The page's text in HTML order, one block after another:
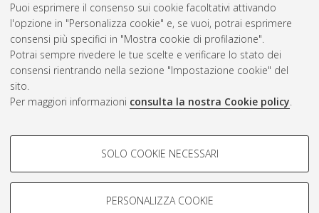
Puoi esprimere il consenso sui cookie facoltativi attivando
l'opzione in "Personalizza cookie" e, se vuoi, potrai esprimere
consensi più specifici in "Mostra cookie di profilazione".
Potrai sempre rivedere le tue scelte e verificare lo stato dei
consensi rientrando nella sezione "Impostazione cookie" del
sito.
Per maggiori informazioni consulta la nostra Cookie policy.
COOKIE DI PROFILAZIONE -
Si tratta di cookie utilizzati per analizzare le caratteristiche della
navigazione degli utenti, creare profili in base al loro comportamento
SOLO COOKIE NECESSARI
PERSONALIZZA COOKIE
Atom
Rss 1.0
Rss 2.0
AMS Laurea
Impostazioni Cookie
Informativa sulla privacy
Condizioni d’uso del sito